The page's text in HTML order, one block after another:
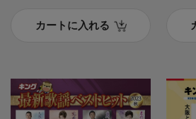
カートに入れる